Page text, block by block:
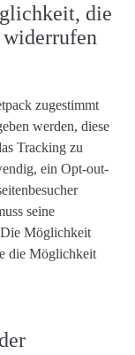
die
zugestimmt
werden, diese
Tracking zu
ein Opt-out-
seine
Möglichkeit
die Möglichkeit